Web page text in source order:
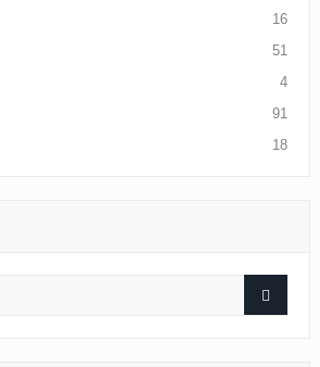
16
51
4
91
18